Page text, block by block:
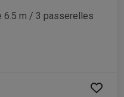
6.5 m / 3 passerelles